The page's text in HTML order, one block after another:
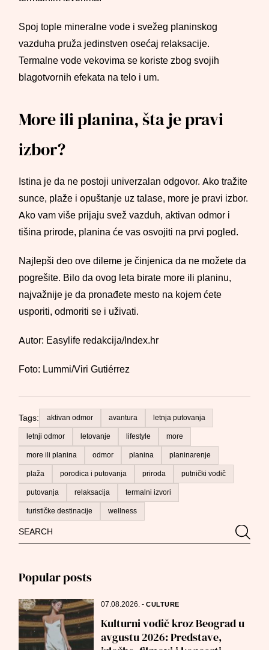
Search
for:
Popular posts
07.08.2026.-CULTURE
Kulturni vodič kroz Beograd u
avgustu 2026: Predstave,
Spoj tople mineralne vode i svežeg planinskog
vazduha pruža jedinstven osećaj relaksacije.
Termalne vode vekovima se koriste zbog svojih
blagotvornih efekata na telo i um.
More ili planina, šta je pravi
izbor?
Istina je da ne postoji univerzalan odgovor. Ako tražite
sunce, plaže i opuštanje uz talase, more je pravi izbor.
Ako vam više prijaju svež vazduh, aktivan odmor i
tišina prirode, planina će vas osvojiti na prvi pogled.
Najlepši deo ove dileme je činjenica da ne možete da
pogrešite. Bilo da ovog leta birate more ili planinu,
najvažnije je da pronađete mesto na kojem ćete
usporiti, odmoriti se i uživati.
Autor: Easylife redakcija/Index.hr
Foto: Lummi/Viri Gutiérrez
Tags: aktivan odmor avantura letnja putovanja
letnji odmor letovanje lifestyle more
more ili planina odmor planina planinarenje
plaža porodica i putovanja priroda putnički vodič
putovanja relaksacija termalni izvori
turističke destinacije wellness